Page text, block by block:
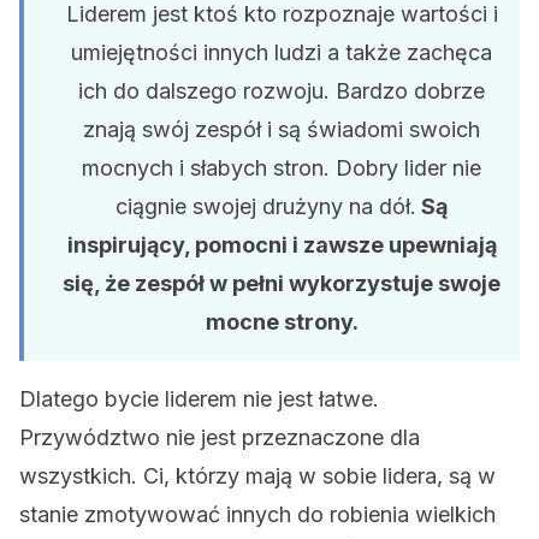
Liderem jest ktoś kto rozpoznaje wartości i
umiejętności innych ludzi a także zachęca
ich do dalszego rozwoju. Bardzo dobrze
znają swój zespół i są świadomi swoich
mocnych i słabych stron. Dobry lider nie
ciągnie swojej drużyny na dół. Są
inspirujący, pomocni i zawsze upewniają
się, że zespół w pełni wykorzystuje swoje
mocne strony.
Dlatego bycie liderem nie jest łatwe.
Przywództwo nie jest przeznaczone dla
wszystkich. Ci, którzy mają w sobie lidera, są w
stanie zmotywować innych do robienia wielkich